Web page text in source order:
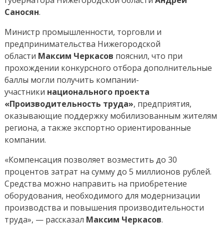
Саносян.
Министр промышленности, торговли и
предпринимательства Нижегородской
области Максим Черкасов пояснил, что при
прохождении конкурсного отбора дополнительные
баллы могли получить компании-
участники национального проекта
«Производительность труда», предприятия,
оказывающие поддержку мобилизованным жителям
региона, а также экспортно ориентированные
компании.
«Компенсация позволяет возместить до 30
процентов затрат на сумму до 5 миллионов рублей.
Средства можно направить на приобретение
оборудования, необходимого для модернизации
производства и повышения производительности
труда», — рассказал Максим Черкасов.